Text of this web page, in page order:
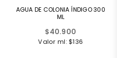
AGUA DE COLONIA ÍNDIGO 300
ML
Precio
habitual
$40.900
Valor ml: $136